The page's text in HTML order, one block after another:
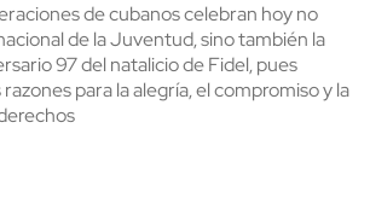
de cubanos celebran hoy no
de la Juventud, sino también la
97 del natalicio de Fidel, pues
para la alegría, el compromiso y la